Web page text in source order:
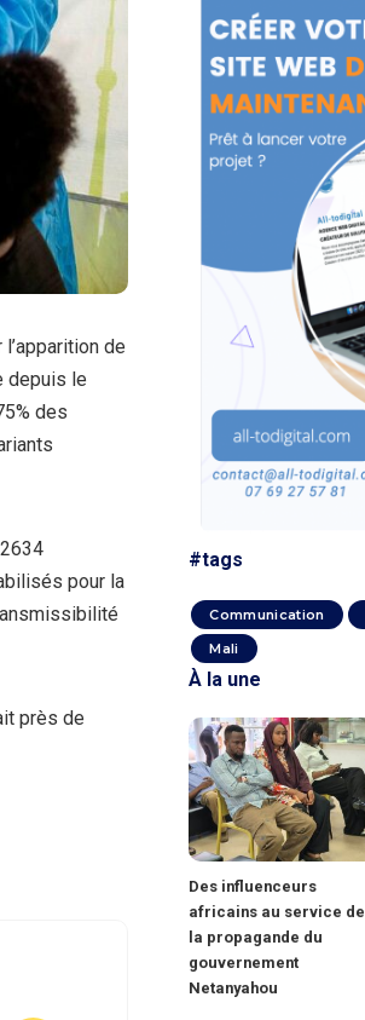
de
depuis le
des
pour la
près de
#tags
Communication
Mali
À la une
Des influenceurs
africains au service de
la propagande du
gouvernement
Netanyahou